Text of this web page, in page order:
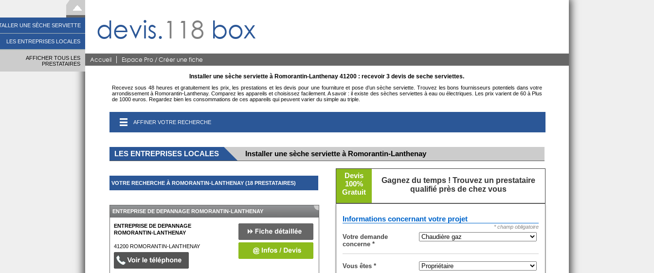
devis.118 box
Accueil Espace Pro / Créer une fiche
UNE SÈCHE SERVIETTE
LES ENTREPRISES LOCALES
AFFICHER TOUS LES
PRESTATAIRES
Installer une sèche serviette à Romorantin-Lanthenay 41200 : recevoir 3 devis de seche serviettes.
Recevez sous 48 heures et gratuitement les prix, les prestations et les devis pour une fourniture et pose d’un sèche serviette. Trouvez les bons fournisseurs potentiels dans votre
arrondissement à Romorantin-Lanthenay. Comparez les appareils et choisissez facilement. A savoir : il existe des sèches serviettes à eau ou électriques. Les prix varient de 60 à Plus
de 1000 euros. Regardez bien les consommations de ces appareils qui peuvent varier du simple au triple.
AFFINER VOTRE RECHERCHE
LES ENTREPRISES LOCALES Installer une sèche serviette à Romorantin-Lanthenay
VOTRE RECHERCHE À ROMORANTIN-LANTHENAY (18 PRESTATAIRES)
ENTREPRISE DE DEPANNAGE ROMORANTIN-LANTHENAY
ROMORANTIN-LANTHENAY - 41
ENTREPRISE DE DEPANNAGE
ROMORANTIN-LANTHENAY
41200ROMORANTIN-LANTHENAY
Devis
100%
Gratuit
Gagnez du temps ! Trouvez un prestataire
qualifié près de chez vous
Informations concernant votre projet
* champ obligatoire
Votre demande
concerne *
Vous êtes *